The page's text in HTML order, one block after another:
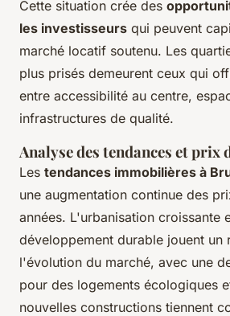
Cette situation crée des
les investisseurs qui peuvent
marché locatif soutenu. Les
plus prisés demeurent ceux qui
entre accessibilité au centre,
infrastructures de qualité.
Analyse des tendances et
Les tendances immobilières à
une augmentation continue des
années. L'urbanisation croissante
développement durable jouent un
l'évolution du marché, avec une
pour des logements écologiques
nouvelles constructions tiennent